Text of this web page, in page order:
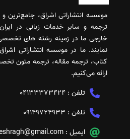
موسسه انتشاراتی اشراق، جامع‌ترین و
ترجمه و سایر خدمات زبانی در
خارجی ما در زمینه رشته های
نمایند. ما در موسسه انتشاراتی
کتاب، ترجمه مقاله، ترجمه متون
ارائه می‌کنیم.
تلفن : 04133373424
تلفن : 09149724933
ایمیل :